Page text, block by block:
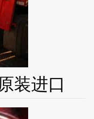
装进口